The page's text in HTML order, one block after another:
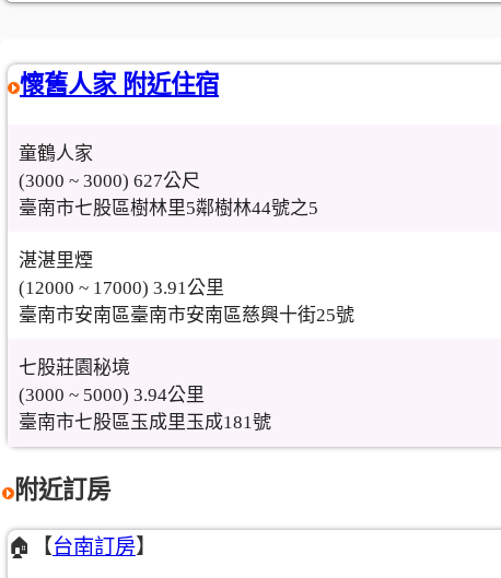
懷舊人家 附近住宿
童鶴人家
(3000 ~ 3000) 627公尺
臺南市七股區樹林里5鄰樹林44號之5
湛湛里煙
(12000 ~ 17000) 3.91公里
臺南市安南區臺南市安南區慈興十街25號
七股莊園秘境
(3000 ~ 5000) 3.94公里
臺南市七股區玉成里玉成181號
附近訂房
🏠【台南訂房】